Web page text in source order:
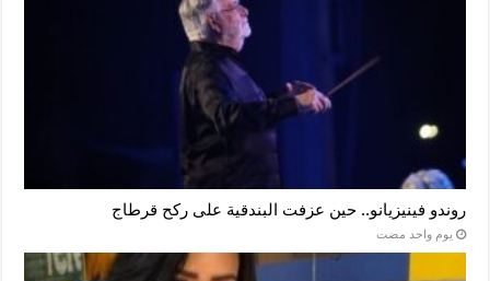
روندو فينيزيانو.. حين عزفت البندقية على ركح قرطاج
‏يوم واحد مضت